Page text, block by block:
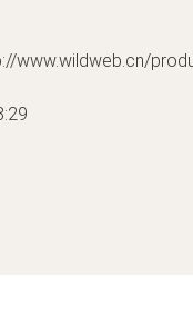
www.wildweb.cn/